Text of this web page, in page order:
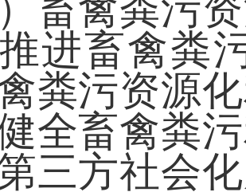
）畜禽粪污
进畜禽粪
粪污资源
全畜禽粪
三方社会